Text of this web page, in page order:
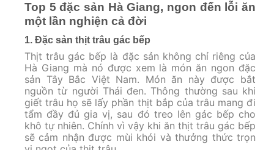
Top 5 đặc sản Hà Giang, ngon đến lỗi ăn
một lần nghiện cả đời
1. Đặc sản thịt trâu gác bếp
Thịt trâu gác bếp là đặc sản không chỉ riêng của
Hà Giang mà nó được xem là món ăn ngon đặc
sản Tây Bắc Việt Nam. Món ăn này được bắt
nguồn từ người Thái đen. Thông thường sau khi
giết trâu họ sẽ lấy phần thịt bắp của trâu mang đi
tẩm đầy đủ gia vị, sau đó treo lên gác bếp cho
khô tự nhiên. Chính vì vậy khi ăn thịt trâu gác bếp
sẽ cảm nhận được mùi khói và thưởng thức trọn